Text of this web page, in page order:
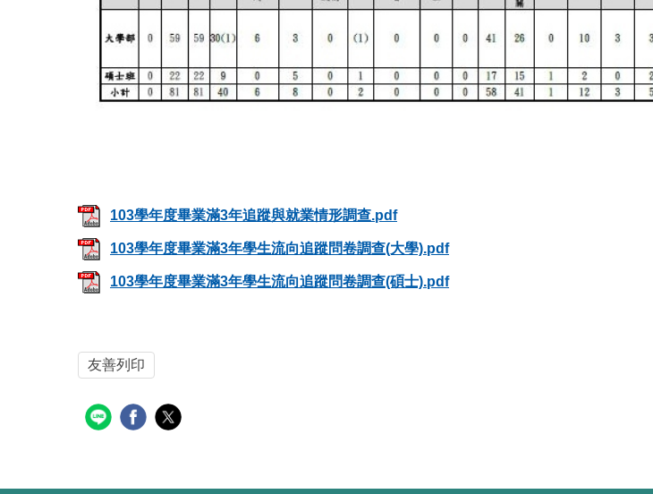
103學年度畢業滿3年追蹤與就業情形調查.pdf
103學年度畢業滿3年學生流向追蹤問卷調查(大學).pdf
103學年度畢業滿3年學生流向追蹤問卷調查(碩士).pdf
友善列印